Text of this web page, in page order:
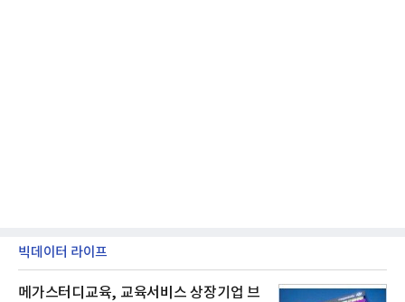
빅데이터 라이프
메가스터디교육, 교육서비스 상장기업 브